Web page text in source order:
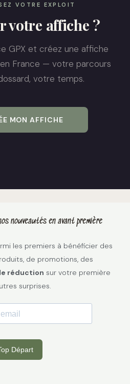
VOTRE EXPLOIT
votre affiche ?
GPX et créez une affiche
France — votre parcours
votre temps.
MON AFFICHE
nouveautés en avant première
les premiers à bénéficier des
de promotions, des
réduction sur votre première
surprises.